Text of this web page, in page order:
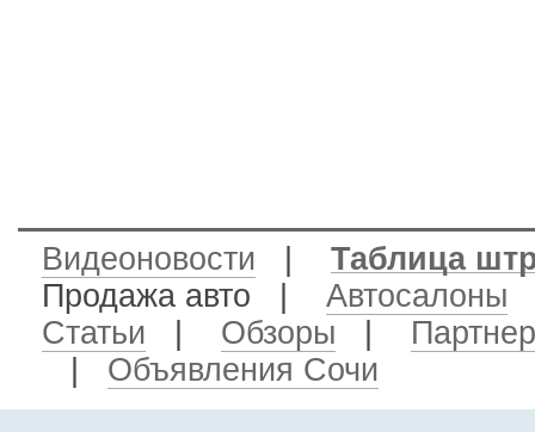
Видеоновости
Таблица
Продажа авто
Автосалоны
Статьи
Обзоры
Объявления Сочи